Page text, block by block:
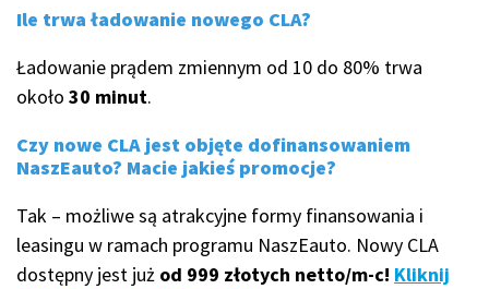
Ile trwa ładowanie nowego CLA?
Ładowanie prądem zmiennym od 10 do 80% trwa
około 30 minut.
Czy nowe CLA jest objęte dofinansowaniem
NaszEauto? Macie jakieś promocje?
Tak – możliwe są atrakcyjne formy finansowania i
leasingu w ramach programu NaszEauto. Nowy CLA
dostępny jest już od 999 złotych netto/m-c! Kliknij